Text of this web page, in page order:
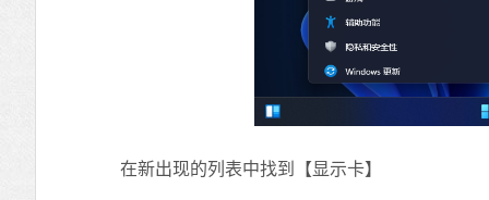
在新出现的列表中找到【显示卡】